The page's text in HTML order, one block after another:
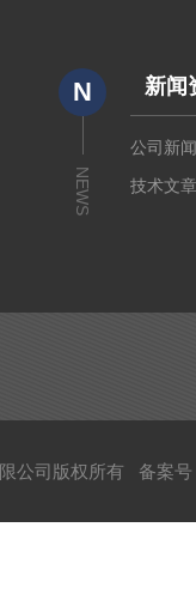
N
NEWS
新闻
公司新
技术文
公司版权所有 备案号